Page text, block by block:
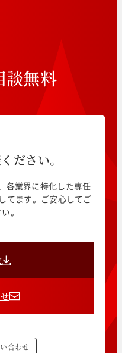
談無料
ださい。
各業界に特化した専任
てます。ご安心してご
。
合わせ